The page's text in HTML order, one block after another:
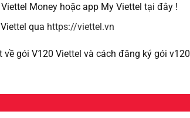
Money hoặc app My Viettel tại đây !
qua https://viettel.vn
gói V120 Viettel và cách đăng ký gói